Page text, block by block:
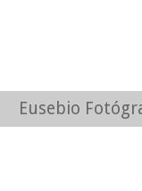
Eusebio